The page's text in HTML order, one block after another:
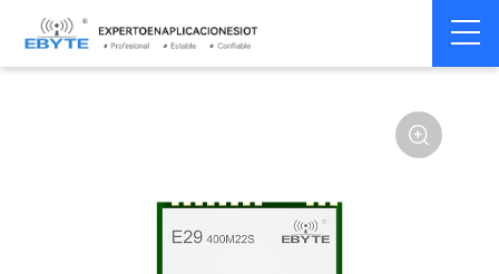
Home > Módulo > SPI/SOC/UART
